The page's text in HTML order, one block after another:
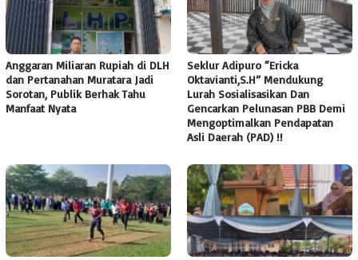
Anggaran Miliaran Rupiah di DLH
dan Pertanahan Muratara Jadi
Sorotan, Publik Berhak Tahu
Manfaat Nyata
Seklur Adipuro “Ericka
Oktavianti,S.H” Mendukung
Lurah Sosialisasikan Dan
Gencarkan Pelunasan PBB Demi
Mengoptimalkan Pendapatan
Asli Daerah (PAD) !!